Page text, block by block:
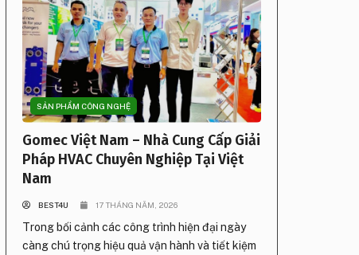
SẢN PHẨM CÔNG NGHỆ
Gomec Việt Nam – Nhà Cung Cấp Giải
Pháp HVAC Chuyên Nghiệp Tại Việt
Nam
BEST4U 17 THÁNG NĂM, 2026
Trong bối cảnh các công trình hiện đại ngày
càng chú trọng hiệu quả vận hành và tiết kiệm